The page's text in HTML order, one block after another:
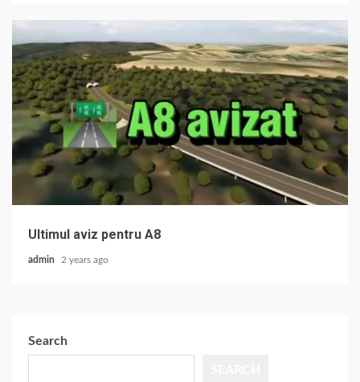
Ultimul aviz pentru A8
admin 2 years ago
Search